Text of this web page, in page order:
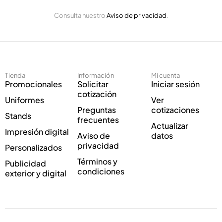
c
ó
n
c
o
c
n
i
c
o
*
Consulta nuestroAviso de privacidad.
Tienda
Promocionales
Uniformes
Stands
Impresión digital
Personalizados
Publicidad
exterior y digital
Información
Solicitar
cotización
Preguntas
frecuentes
Aviso de
privacidad
Términos y
condiciones
Mi cuenta
Iniciar sesión
Ver
cotizaciones
Actualizar
datos